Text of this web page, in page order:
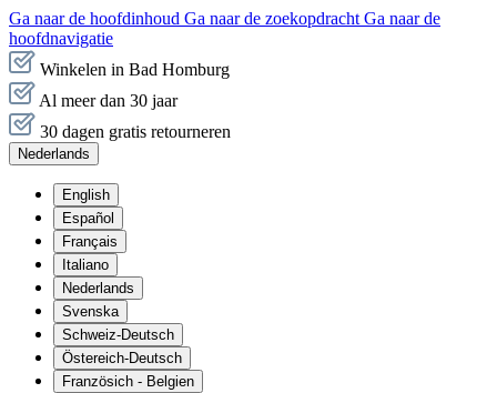
Ga naar de hoofdinhoud Ga naar de zoekopdracht Ga naar de
hoofdnavigatie
Winkelen in Bad Homburg
Al meer dan 30 jaar
30 dagen gratis retourneren
Nederlands
English
Español
Français
Italiano
Nederlands
Svenska
Schweiz-Deutsch
Östereich-Deutsch
Französich - Belgien